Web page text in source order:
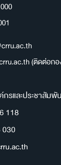
(ติดต่อกอ
กรและประชาสัมพั
118
030